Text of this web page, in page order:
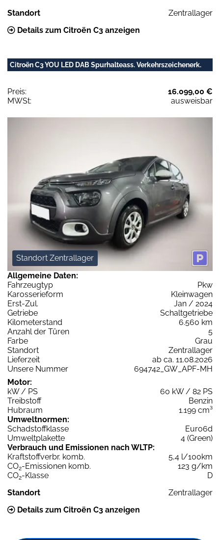
Standort
Zentrallager
Details zum Citroën C3 anzeigen
Citroën C3 YOU LED DAB Spurhalteass. Verkehrszeichenerk.
Preis:
16.099,00 €
MWSt:
ausweisbar
Standort Zentrallager
Allgemeine Daten:
Fahrzeugtyp
Pkw
Karosserieform
Kleinwagen
Erst-Zul.
Jan / 2024
Getriebe
Schaltgetriebe
Kilometerstand
6.560 km
Anzahl der Türen
5
Farbe
Grau
Standort
Zentrallager
Lieferzeit
ab ca. 11.08.2026
Unsere Nummer
694742_GW_APF-MH
Motor:
kW / PS
60 kW / 82 PS
Treibstoff
Benzin
Hubraum
1.199 cm³
Umweltnormen:
Schadstoffklasse
Euro6d
Umweltplakette
4 (Green)
Verbrauch und Emissionen nach WLTP:
Kraftstoffverbr. komb.
5,4 l/100km
CO2-Emissionen komb.
123 g/km
CO2-Klasse
D
Standort
Zentrallager
Details zum Citroën C3 anzeigen